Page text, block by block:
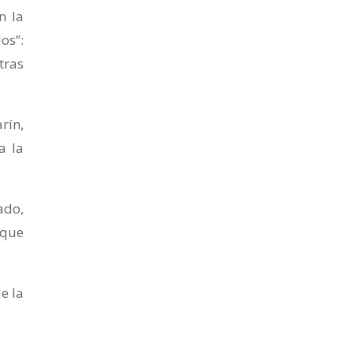
la
la
la